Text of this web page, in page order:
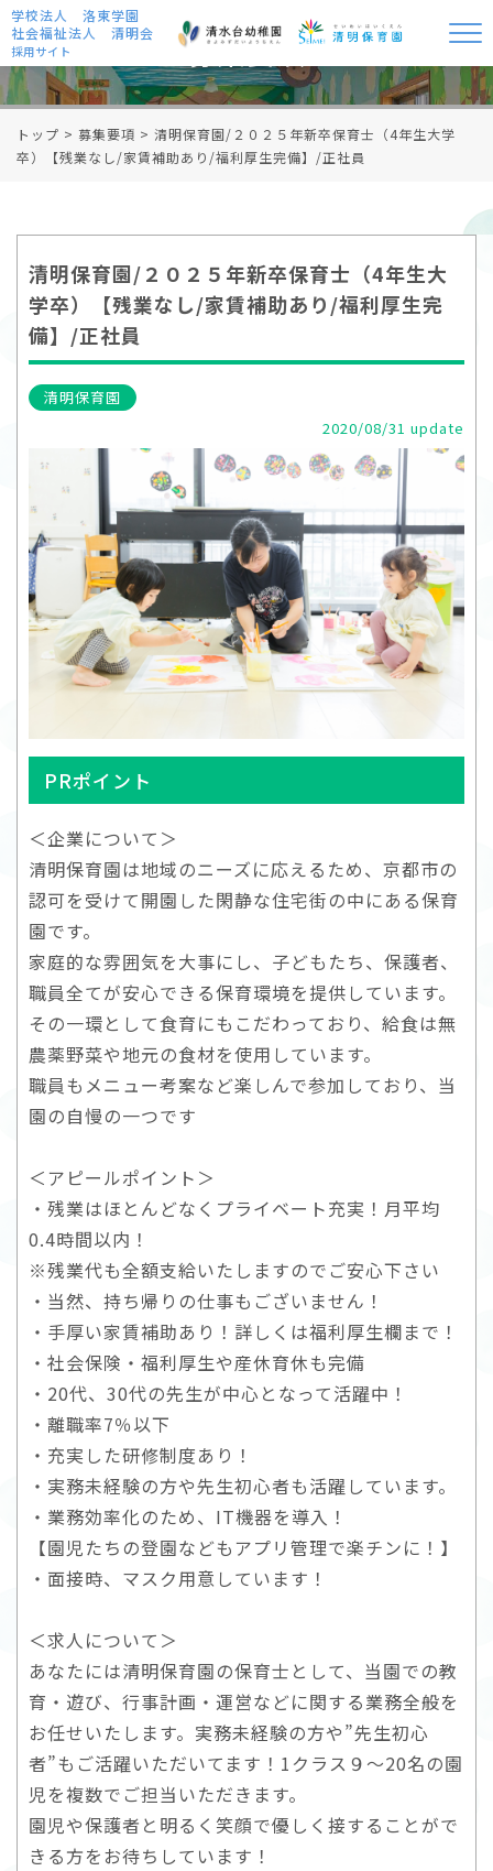
学校法人 洛東学園
社会福祉法人 清明会
採用サイト 募集要項
トップ > 募集要項 > 清明保育園/２０２５年新卒保育士（4年生大学
卒）【残業なし/家賃補助あり/福利厚生完備】/正社員
清明保育園/２０２５年新卒保育士（4年生大
学卒）【残業なし/家賃補助あり/福利厚生完
備】/正社員
清明保育園
2020/08/31 update
PRポイント
＜企業について＞
清明保育園は地域のニーズに応えるため、京都市の
認可を受けて開園した閑静な住宅街の中にある保育
園です。
家庭的な雰囲気を大事にし、子どもたち、保護者、
職員全てが安心できる保育環境を提供しています。
その一環として食育にもこだわっており、給食は無
農薬野菜や地元の食材を使用しています。
職員もメニュー考案など楽しんで参加しており、当
園の自慢の一つです
＜アピールポイント＞
・残業はほとんどなくプライベート充実！月平均
0.4時間以内！
※残業代も全額支給いたしますのでご安心下さい
・当然、持ち帰りの仕事もございません！
・手厚い家賃補助あり！詳しくは福利厚生欄まで！
・社会保険・福利厚生や産休育休も完備
・20代、30代の先生が中心となって活躍中！
・離職率7％以下
・充実した研修制度あり！
・実務未経験の方や先生初心者も活躍しています。
・業務効率化のため、IT機器を導入！
【園児たちの登園などもアプリ管理で楽チンに！】
・面接時、マスク用意しています！
＜求人について＞
あなたには清明保育園の保育士として、当園での教
育・遊び、行事計画・運営などに関する業務全般を
お任せいたします。実務未経験の方や”先生初心
者”もご活躍いただいてます！1クラス９～20名の園
児を複数でご担当いただきます。
園児や保護者と明るく笑顔で優しく接することがで
きる方をお待ちしています！